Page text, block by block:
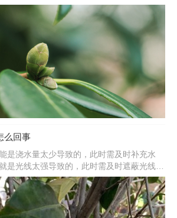
子呈椭圆至卵圆形，叶子先端有凸起，花色
白十八学士的花型比较的精致；粉十八学士
么回事
是浇水量太少导致的，此时需及时补充水
是光线太强导致的，此时需及时遮蔽光线，
方。还可能是肥料太浓，或者使用生肥导致
料的浓度，稀释过后再施加。